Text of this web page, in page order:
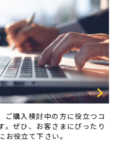
ご購入検討中の方に役立つコ
。ぜひ、お客さまにぴったり
お役立て下さい。